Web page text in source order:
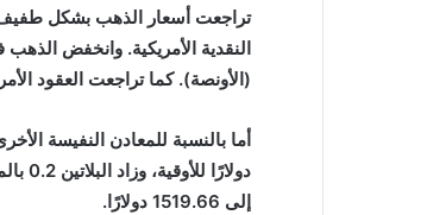
تراجعت أسعار الذهب بشكل طفيف
(الأونصة). كما تراجعت العقود الأمريكية الآجلة
إلى 1519.66 دولارًا.